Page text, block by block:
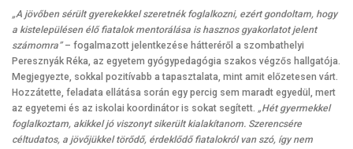
„A jövőben sérült gyerekekkel szeretnék foglalkozni, ezért gondoltam, hogy
a kistelepülésen élő fiatalok mentorálása is hasznos gyakorlatot jelent
számomra”– fogalmazott jelentkezése hátteréről a szombathelyi
Peresznyák Réka, az egyetem gyógypedagógia szakos végzős hallgatója.
Megjegyezte, sokkal pozitívabb a tapasztalata, mint amit előzetesen várt.
Hozzátette, feladata ellátása során egy percig sem maradt egyedül, mert
az egyetemi és az iskolai koordinátor is sokat segített. „Hét gyermekkel
foglalkoztam, akikkel jó viszonyt sikerült kialakítanom. Szerencsére
céltudatos, a jövőjükkel törődő, érdeklődő fiatalokról van szó, így nem